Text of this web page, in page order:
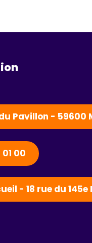
Pavillon - 59600
00
- 18 rue du